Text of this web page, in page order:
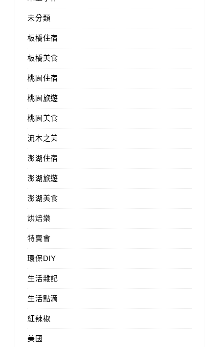
未分類
板橋住宿
板橋美食
桃園住宿
桃園旅遊
桃園美食
流木之美
澎湖住宿
澎湖旅遊
澎湖美食
烘焙樂
特賣會
環保DIY
生活雜記
生活點滴
紅辣椒
美國